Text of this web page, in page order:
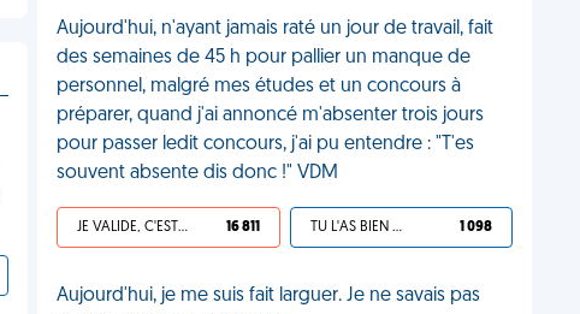
Aujourd'hui, n'ayant jamais raté un jour de travail, fait
des semaines de 45 h pour pallier un manque de
personnel, malgré mes études et un concours à
préparer, quand j'ai annoncé m'absenter trois jours
pour passer ledit concours, j'ai pu entendre : "T'es
souvent absente dis donc !" VDM
JE VALIDE, C'EST UNE VDM 16 811 TU L'AS BIEN MÉRITÉ 1 098
Aujourd'hui, je me suis fait larguer. Je ne savais pas